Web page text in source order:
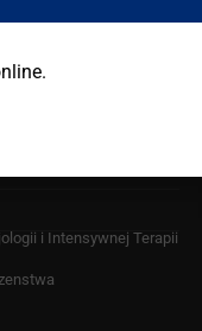
i Intensywnej Terapii